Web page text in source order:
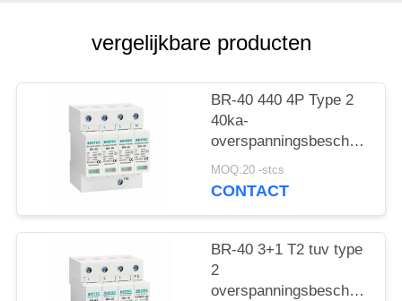
vergelijkbare producten
BR-40 440 4P Type 2
40ka-
SPD T2 Power
Protection arrester
overspanningen 440V
Overspanningsbeschermer
spd Type 2
MOQ:20 -stcs
CONTACT
BR-40 3+1 T2 tuv type
2